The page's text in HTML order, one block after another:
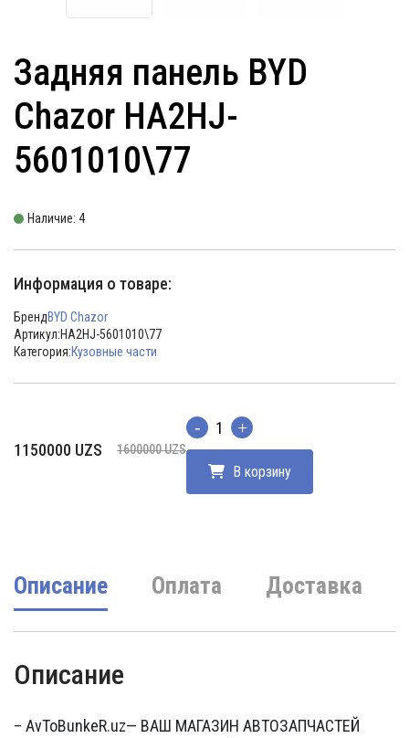
Задняя панель BYD
Chazor HA2HJ-
5601010\77
Наличие: 4
Информация о товаре:
БрендBYD Chazor
Артикул:HA2HJ-5601010\77
Категория:Кузовные части
1600000UZS
Первоначальная
1150000 UZS
Текущая
Количество
В корзину
Описание Оплата Доставка
Описание
– AvToBunkeR.uz— ВАШ МАГАЗИН АВТОЗАПЧАСТЕЙ